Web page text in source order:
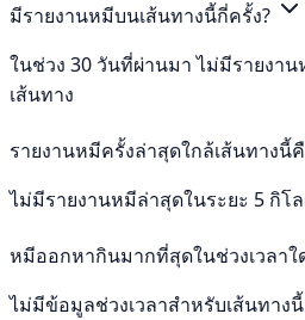
มีรายงานหมีบนเส้นทางนี้กี่ครั้ง?
ในช่วง 30 วันที่ผ่านมา ไม่มีรายงา
เส้นทาง
รายงานหมีครั้งล่าสุดใกล้เส้นทางนี้
ไม่มีรายงานหมีล่าสุดในระยะ 5 กิโ
หมีออกหากินมากที่สุดในช่วงเวลา
ไม่มีข้อมูลช่วงเวลาสำหรับเส้นทางนี้